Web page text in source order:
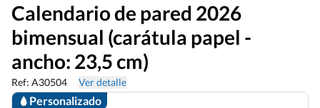
Calendario de pared 2026
bimensual (carátula papel -
ancho: 23,5 cm)
Ref: A30504 Ver detalle
Personalizado